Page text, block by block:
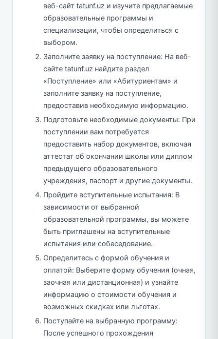
веб-сайт tatunf.uz и изучите предлагаемые
образовательные программы и
специализации, чтобы определиться с
выбором.
Заполните заявку на поступление: На веб-
сайте tatunf.uz найдите раздел
«Поступление» или «Абитуриентам» и
заполните заявку на поступление,
предоставив необходимую информацию.
Подготовьте необходимые документы: При
поступлении вам потребуется
предоставить набор документов, включая
аттестат об окончании школы или диплом
предыдущего образовательного
учреждения, паспорт и другие документы.
Пройдите вступительные испытания: В
зависимости от выбранной
образовательной программы, вы можете
быть приглашены на вступительные
испытания или собеседование.
Определитесь с формой обучения и
оплатой: Выберите форму обучения (очная,
заочная или дистанционная) и узнайте
информацию о стоимости обучения и
возможных скидках или льготах.
Поступайте на выбранную программу:
После успешного прохождения